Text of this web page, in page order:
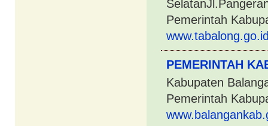
Pemerintah
PEMERINTAH
Kabupaten
Pemerintah